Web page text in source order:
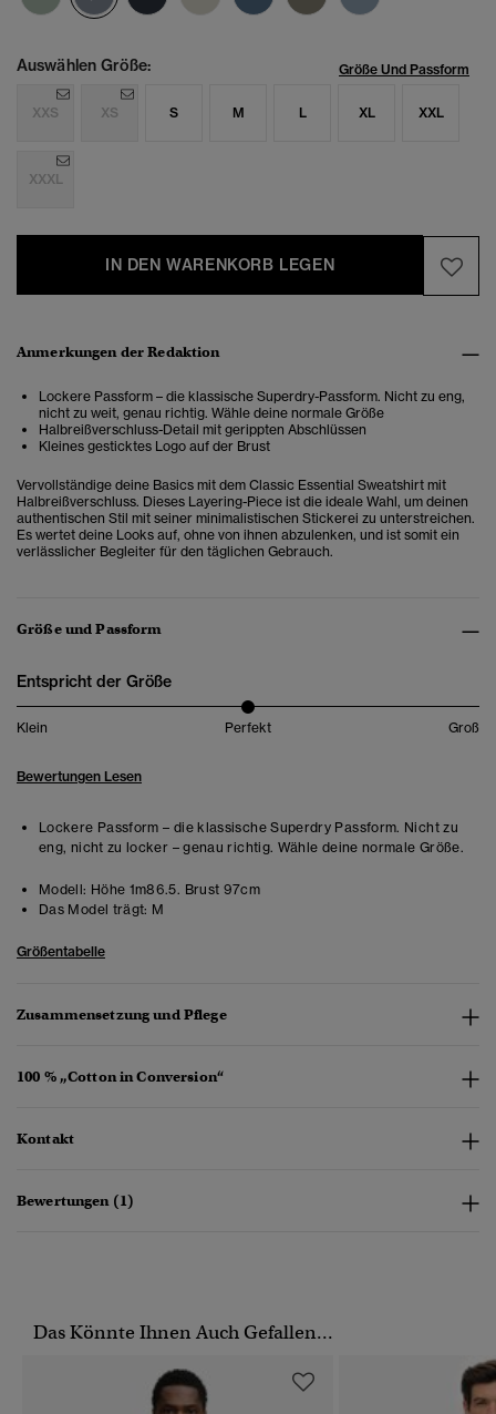
Auswählen Größe: Größe Und Passform
XXS XS S M L XL XXL
XXXL
IN DEN WARENKORB LEGEN
Anmerkungen der Redaktion
Lockere Passform – die klassische Superdry-Passform. Nicht zu eng,
nicht zu weit, genau richtig. Wähle deine normale Größe
Halbreißverschluss-Detail mit gerippten Abschlüssen
Kleines gesticktes Logo auf der Brust
Vervollständige deine Basics mit dem Classic Essential Sweatshirt mit
Halbreißverschluss. Dieses Layering-Piece ist die ideale Wahl, um deinen
authentischen Stil mit seiner minimalistischen Stickerei zu unterstreichen.
Es wertet deine Looks auf, ohne von ihnen abzulenken, und ist somit ein
verlässlicher Begleiter für den täglichen Gebrauch.
Größe und Passform
Entspricht der Größe
Klein Perfekt Groß
Bewertungen Lesen
Lockere Passform – die klassische Superdry Passform. Nicht zu
eng, nicht zu locker – genau richtig. Wähle deine normale Größe.
Modell: Höhe 1m86.5. Brust 97cm
Das Model trägt: M
Größentabelle
Zusammensetzung und Pflege
100 % „Cotton in Conversion“
Kontakt
Bewertungen (1)
Das Könnte Ihnen Auch Gefallen...